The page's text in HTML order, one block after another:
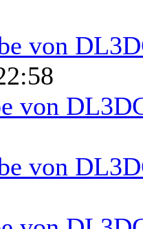
von
von
von